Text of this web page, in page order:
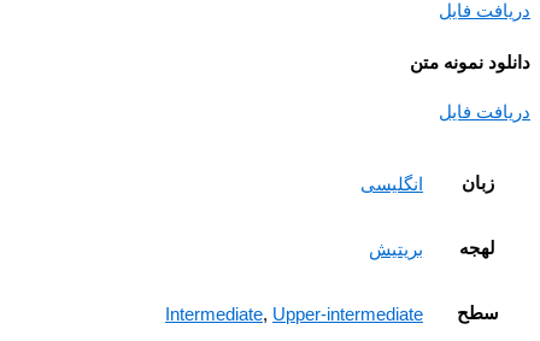
فایل
نمونه متن
فایل
انگلیسی
لهجه بریتیش
سطح Intermediate,Upper-intermediate